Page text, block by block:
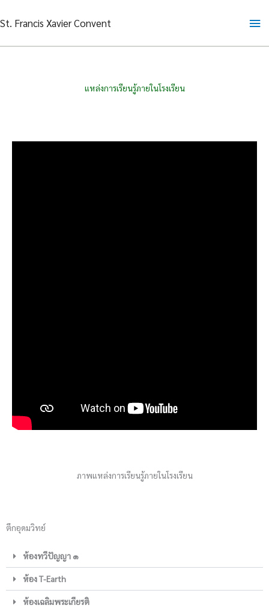
to
St. Francis Xavier Convent
แหล่งการเรียนรู้ภายในโรงเรียน
ภาพแหล่งการเรียนรู้ภายในโรงเรียน
ตึกอุดมวิทย์
ห้องทวีปัญญา ๑
ห้อง T-Earth
ห้องเฉลิมพระเกียรติ